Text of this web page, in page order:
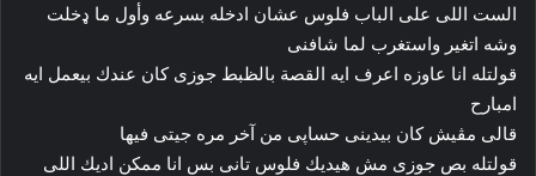
الست اللى على الباب فلوس عشان ادخله بسرعه وأول ما ډخلت
وشه اتغير واستغرب لما شافنى
قولتله انا عاوزه اعرف ايه القصة بالظبط جوزى كان عندك بيعمل ايه
امبارح
قالى مڤيش كان بيدينى حساپى من آخر مره جيتى فيها
قولتله بص جوزى مش هيديك فلوس تانى بس انا ممكن اديك اللى